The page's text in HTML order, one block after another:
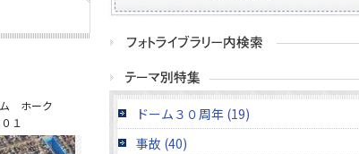
ム ホーク
１
ドーム３０周年 (19)
事故 (40)